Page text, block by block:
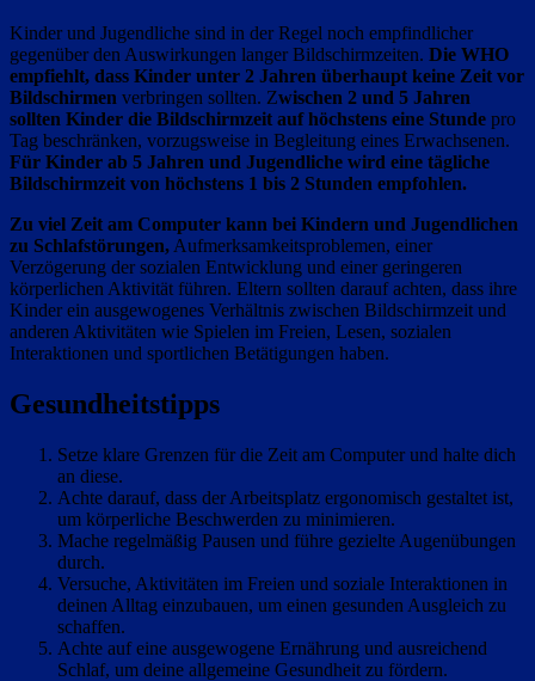
Kinder und Jugendliche sind in der Regel noch empfindlicher
gegenüber den Auswirkungen langer Bildschirmzeiten. Die WHO
empfiehlt, dass Kinder unter 2 Jahren überhaupt keine Zeit vor
Bildschirmen verbringen sollten. Zwischen 2 und 5 Jahren
sollten Kinder die Bildschirmzeit auf höchstens eine Stunde pro
Tag beschränken, vorzugsweise in Begleitung eines Erwachsenen.
Für Kinder ab 5 Jahren und Jugendliche wird eine tägliche
Bildschirmzeit von höchstens 1 bis 2 Stunden empfohlen.
Zu viel Zeit am Computer kann bei Kindern und Jugendlichen
zu Schlafstörungen, Aufmerksamkeitsproblemen, einer
Verzögerung der sozialen Entwicklung und einer geringeren
körperlichen Aktivität führen. Eltern sollten darauf achten, dass ihre
Kinder ein ausgewogenes Verhältnis zwischen Bildschirmzeit und
anderen Aktivitäten wie Spielen im Freien, Lesen, sozialen
Interaktionen und sportlichen Betätigungen haben.
Gesundheitstipps
Setze klare Grenzen für die Zeit am Computer und halte dich
an diese.
Achte darauf, dass der Arbeitsplatz ergonomisch gestaltet ist,
um körperliche Beschwerden zu minimieren.
Mache regelmäßig Pausen und führe gezielte Augenübungen
durch.
Versuche, Aktivitäten im Freien und soziale Interaktionen in
deinen Alltag einzubauen, um einen gesunden Ausgleich zu
schaffen.
Achte auf eine ausgewogene Ernährung und ausreichend
Schlaf, um deine allgemeine Gesundheit zu fördern.